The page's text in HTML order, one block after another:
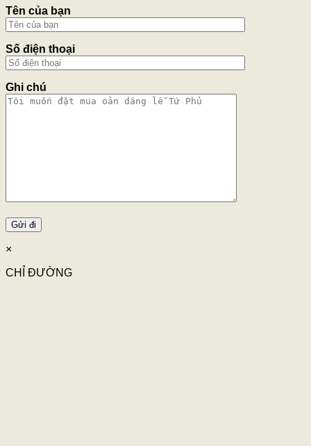
Tên của bạn
Số điện thoại
Ghi chú
×
CHỈ ĐƯỜNG